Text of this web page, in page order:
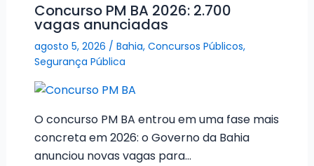
Concurso PM BA 2026: 2.700
vagas anunciadas
agosto 5, 2026 / Bahia, Concursos Públicos,
Segurança Pública
O concurso PM BA entrou em uma fase mais
concreta em 2026: o Governo da Bahia
anunciou novas vagas para…